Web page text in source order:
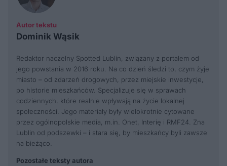
Autor tekstu
Dominik Wąsik
Redaktor naczelny Spotted Lublin, związany z portalem od
jego powstania w 2016 roku. Na co dzień śledzi to, czym żyje
miasto – od zdarzeń drogowych, przez miejskie inwestycje,
po historie mieszkańców. Specjalizuje się w sprawach
codziennych, które realnie wpływają na życie lokalnej
społeczności. Jego materiały były wielokrotnie cytowane
przez ogólnopolskie media, m.in. Onet, Interię i RMF24. Zna
Lublin od podszewki – i stara się, by mieszkańcy byli zawsze
na bieżąco.
Pozostałe teksty autora